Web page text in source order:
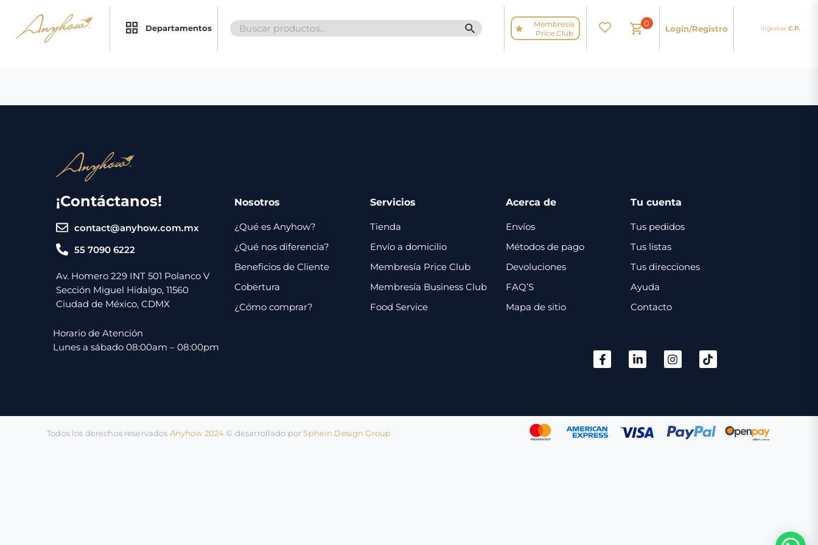
Departamentos
Search
for:
SEARCH BUTTON
Membresía
Price Club
0
Login/Registro Ingresar C.P.
¡Contáctanos!
contact@anyhow.com.mx
55 7090 6222
Av. Homero 229 INT 501 Polanco V
Sección Miguel Hidalgo, 11560
Ciudad de México, CDMX
Nosotros
¿Qué es Anyhow?
¿Qué nos diferencia?
Beneficios de Cliente
Cobertura
¿Cómo comprar?
Servicios
Tienda
Envío a domicilio
Membresía Price Club
Membresía Business Club
Food Service
Acerca de
Envíos
Métodos de pago
Devoluciones
FAQ’S
Mapa de sitio
Tu cuenta
Tus pedidos
Tus listas
Tus direcciones
Ayuda
Contacto
Horario de Atención
Lunes a sábado 08:00am – 08:00pm
Todos los derechos reservados Anyhow 2024©️ desarrollado porSphein Design Group
Promociones
Servicios
Envíos
Métodos
Contacto
Inicio
Regalos
Contacto